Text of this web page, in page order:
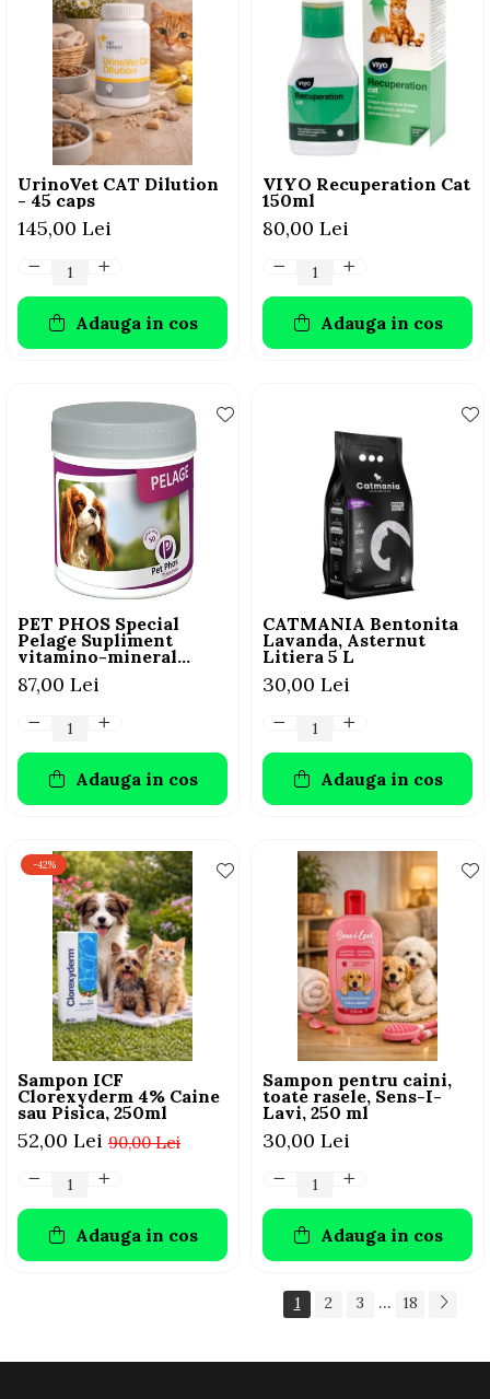
UrinoVet CAT Dilution
- 45 caps
145,00 Lei
Adauga in cos
VIYO Recuperation Cat
150ml
80,00 Lei
Adauga in cos
PET PHOS Special
Pelage Supliment
vitamino-mineral
pentru câini, 50 tablete
87,00 Lei
Adauga in cos
CATMANIA Bentonita
Lavanda, Asternut
Litiera 5 L
30,00 Lei
Adauga in cos
-42%
Sampon ICF
Clorexyderm 4% Caine
sau Pisica, 250ml
90,00 Lei
52,00 Lei
Adauga in cos
Sampon pentru caini,
toate rasele, Sens-I-
Lavi, 250 ml
30,00 Lei
Adauga in cos
1 2 3 ... 18